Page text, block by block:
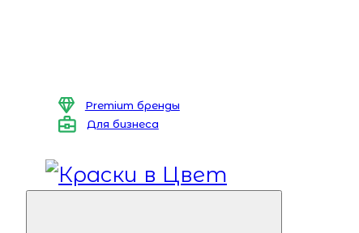
Premium бренды
Для бизнеса